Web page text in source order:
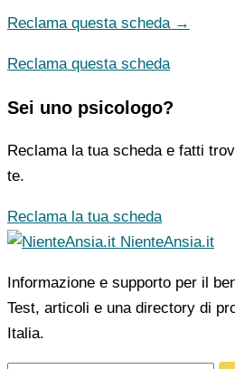
Reclama questa scheda →
Reclama questa scheda
Sei uno psicologo?
Reclama la tua scheda e fatti
te.
Reclama la tua scheda
NienteAnsia.it
Informazione e supporto per il
Test, articoli e una directory di
Italia.